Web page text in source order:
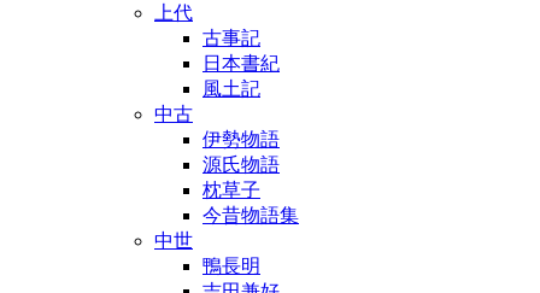
上代
古事記
日本書紀
風土記
中古
伊勢物語
源氏物語
枕草子
今昔物語集
中世
鴨長明